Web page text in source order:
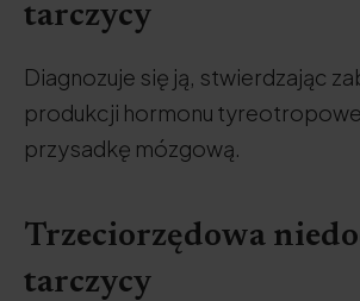
tarczycy
Diagnozuje się ją, stwierdzając
produkcji hormonu
przysadkę mózgową.
Trzeciorzędowa
tarczycy